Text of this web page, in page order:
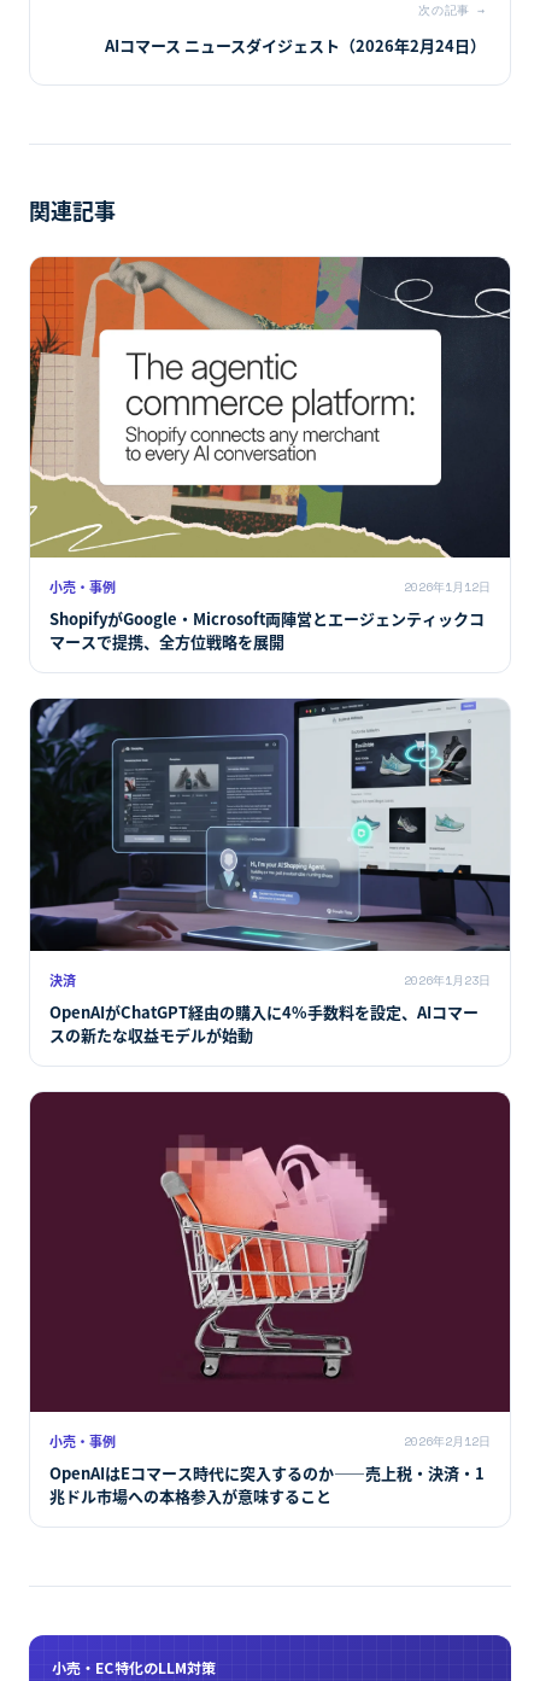
次の記事 →
AIコマース ニュースダイジェスト（2026年2月24日）
関連記事
小売・事例 2026年1月12日
ShopifyがGoogle・Microsoft両陣営とエージェンティックコ
マースで提携、全方位戦略を展開
決済 2026年1月23日
OpenAIがChatGPT経由の購入に4%手数料を設定、AIコマー
スの新たな収益モデルが始動
小売・事例 2026年2月12日
OpenAIはEコマース時代に突入するのか――売上税・決済・1
兆ドル市場への本格参入が意味すること
小売・EC特化のLLM対策